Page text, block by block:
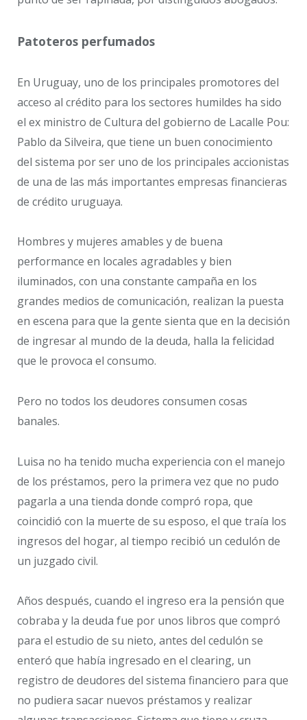
Patoteros perfumados
En Uruguay, uno de los principales promotores del
acceso al crédito para los sectores humildes ha sido
el ex ministro de Cultura del gobierno de Lacalle Pou:
Pablo da Silveira, que tiene un buen conocimiento
del sistema por ser uno de los principales accionistas
de una de las más importantes empresas financieras
de crédito uruguaya.
Hombres y mujeres amables y de buena
performance en locales agradables y bien
iluminados, con una constante campaña en los
grandes medios de comunicación, realizan la puesta
en escena para que la gente sienta que en la decisión
de ingresar al mundo de la deuda, halla la felicidad
que le provoca el consumo.
Pero no todos los deudores consumen cosas
banales.
Luisa no ha tenido mucha experiencia con el manejo
de los préstamos, pero la primera vez que no pudo
pagarla a una tienda donde compró ropa, que
coincidió con la muerte de su esposo, el que traía los
ingresos del hogar, al tiempo recibió un cedulón de
un juzgado civil.
Años después, cuando el ingreso era la pensión que
cobraba y la deuda fue por unos libros que compró
para el estudio de su nieto, antes del cedulón se
enteró que había ingresado en el clearing, un
registro de deudores del sistema financiero para que
no pudiera sacar nuevos préstamos y realizar